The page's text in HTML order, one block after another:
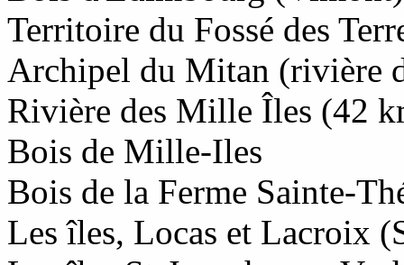
Territoire du Fossé des
Archipel du Mitan (rivière
Rivière des Mille Îles (42
Bois de Mille-Iles
Bois de la Ferme Sainte-
Les îles, Locas et Lacroix